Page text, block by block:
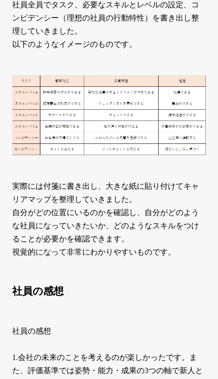
社員全員でタスク、必要なスキルとレベルの設定、コ
ンピデンシー（理想の社員の行動特性）を書き出し整
理していきました。
以下のようなイメージのものです。
実際には付箋に書き出し、大きな紙に貼り付けてキャ
リアマップを整理していきました。
自分がどの位置にいるのかを確認し、自分がどのよう
な社員になっていきたいか、どのようなスキルをつけ
ることが必要かを確認できます。
視覚的になって非常にわかりやすいものです。
社員の感想
社員の感想
1.会社の未来のことを考えるのが楽しかったです。ま
た、評価基準では姿勢・能力・成果の3つの軸で新人と